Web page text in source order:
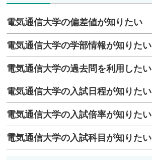
電気通信大学の偏差値が知りたい
電気通信大学の学部情報が知りたい
電気通信大学の過去問を利用したい
電気通信大学の入試日程が知りたい
電気通信大学の入試倍率が知りたい
電気通信大学の入試科目が知りたい